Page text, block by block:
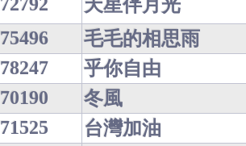
天星伴月光
75496
毛毛的相思雨
78247
乎你自由
70190
冬風
71525
台灣加油